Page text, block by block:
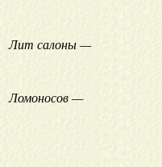
Лит салоны —
Ломоносов —